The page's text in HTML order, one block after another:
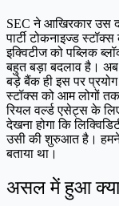
SEC ने आखिरकार उस
पार्टी टोकनाइज्ड
इक्विटीज को पब्लिक
बहुत बड़ा बदलाव है।
बड़े बैंक ही इस पर
स्टॉक्स को आम लोगों
रियल वर्ल्ड एसेट्स के
देखना होगा कि
उसी की शुरुआत है।
बताया था।
असल में हुआ